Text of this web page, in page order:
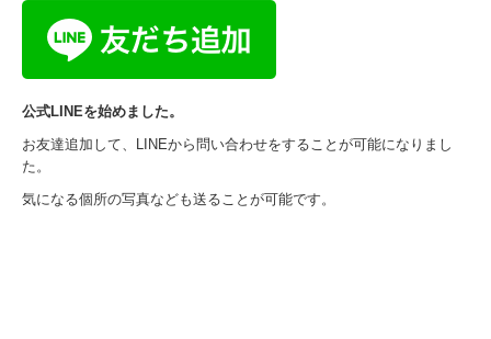
公式LINEを始めました。
お友達追加して、LINEから問い合わせをすることが可能になりまし
た。
気になる個所の写真なども送ることが可能です。